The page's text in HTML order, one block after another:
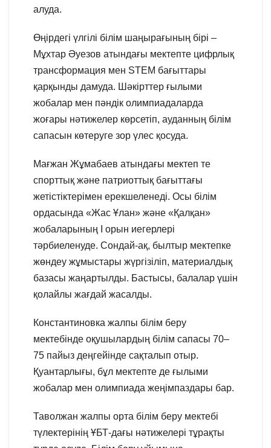
алуда.
Өңірдегі үлгілі білім шаңырағының бірі –
Мұхтар Әуезов атындағы мектепте цифрлық
трансформация мен STEM бағыттары
қарқынды дамуда. Шәкірттер ғылыми
жобалар мен пәндік олимпиадаларда
жоғары нәтижелер көрсетіп, ауданның білім
сапасын көтеруге зор үлес қосуда.
Мағжан Жұмабаев атындағы мектеп те
спорттық және патриоттық бағыттағы
жетістіктерімен ерекшеленеді. Осы білім
ордасында «Жас Ұлан» және «Қалқан»
жобаларының І орын иегерлері
тәрбиеленуде. Сондай-ақ, былтыр мектепке
жөндеу жұмыстары жүргізіліп, материалдық
базасы жаңартылды. Бастысы, балалар үшін
қолайлы жағдай жасалды.
Константиновка жалпы білім беру
мектебінде оқушылардың білім сапасы 70–
75 пайыз деңгейінде сақталып отыр.
Қуантарлығы, бұл мектепте де ғылыми
жобалар мен олимпиада жеңімпаздары бар.
Таволжан жалпы орта білім беру мектебі
түлектерінің ҰБТ-дағы нәтижелері тұрақты